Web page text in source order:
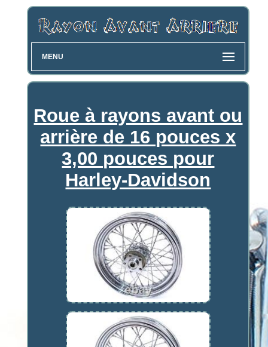
MENU
Roue à rayons avant ou
arrière de 16 pouces x
3,00 pouces pour
Harley-Davidson